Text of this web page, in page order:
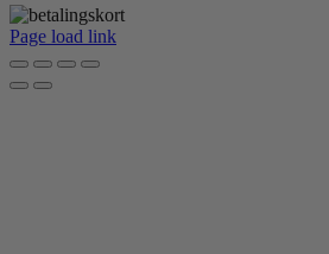
Page load link